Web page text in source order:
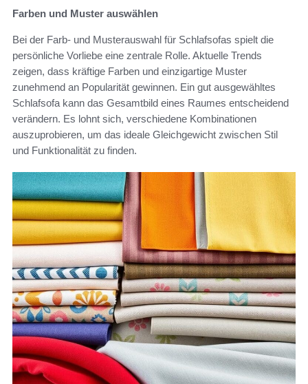
Farben und Muster auswählen
Bei der Farb- und Musterauswahl für Schlafsofas spielt die
persönliche Vorliebe eine zentrale Rolle. Aktuelle Trends
zeigen, dass kräftige Farben und einzigartige Muster
zunehmend an Popularität gewinnen. Ein gut ausgewähltes
Schlafsofa kann das Gesamtbild eines Raumes entscheidend
verändern. Es lohnt sich, verschiedene Kombinationen
auszuprobieren, um das ideale Gleichgewicht zwischen Stil
und Funktionalität zu finden.